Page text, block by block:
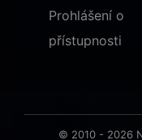
Prohlášení o
přístupnosti
© 2010 - 2026